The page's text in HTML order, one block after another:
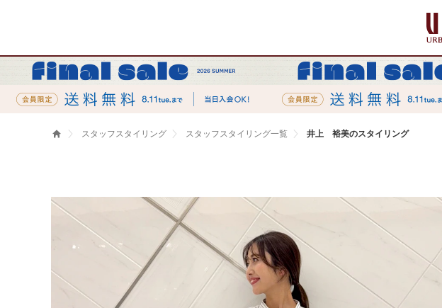
スタッフスタイリング スタッフスタイリング一覧 井上 裕美のスタイリング